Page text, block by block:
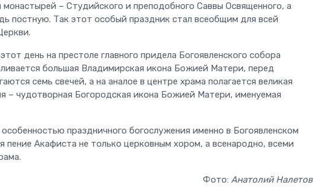
монастырей – Студийского и преподобного Саввы Освященного, а
постную. Так этот особый праздник стал всеобщим для всей
день на престоле главного придела Богоявленского собора
большая Владимирская икона Божией Матери, перед
семь свечей, а на аналое в центре храма полагается великая
– чудотворная Богородская икона Божией Матери, именуемая
праздничного богослужения именно в Богоявленском
пение Акафиста не только церковным хором, а всенародно, всеми
Фото: Анатолий Налетов